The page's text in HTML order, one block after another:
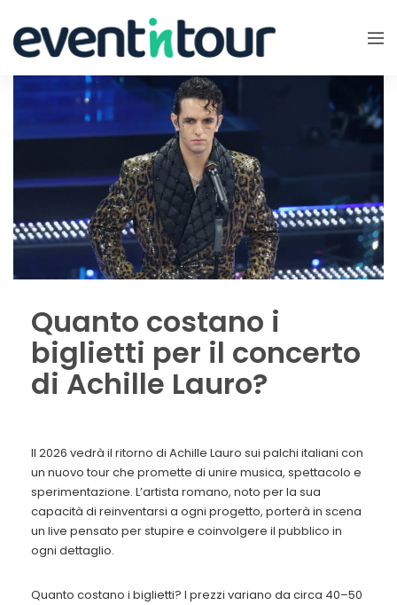
Quanto costano i
biglietti per il concerto
di Achille Lauro?
Il 2026 vedrà il ritorno di Achille Lauro sui palchi italiani con
un nuovo tour che promette di unire musica, spettacolo e
sperimentazione. L’artista romano, noto per la sua
capacità di reinventarsi a ogni progetto, porterà in scena
un live pensato per stupire e coinvolgere il pubblico in
ogni dettaglio.
Quanto costano i biglietti? I prezzi variano da circa 40–50